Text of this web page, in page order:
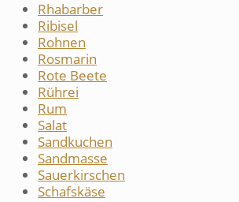
Rhabarber
Ribisel
Rohnen
Rosmarin
Rote Beete
Rührei
Rum
Salat
Sandkuchen
Sandmasse
Sauerkirschen
Schafskäse